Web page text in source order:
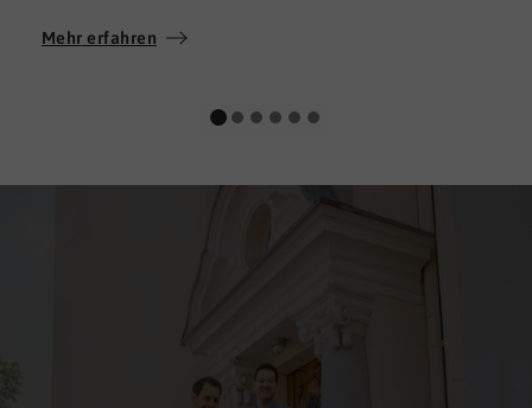
Soft Skills brauchen, finden sie in DNLA den
Mehr erfahren